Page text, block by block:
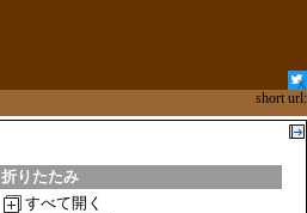
short url:
折りたたみ
すべて開く